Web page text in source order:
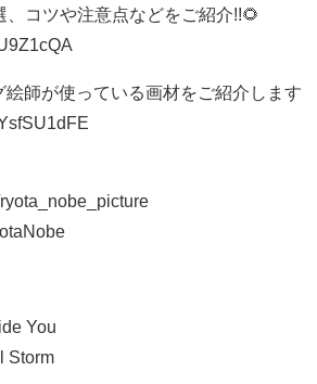
、コツや注意点などをご紹介!!🌻
絵師が使っている画材をご紹介します
You
Storm